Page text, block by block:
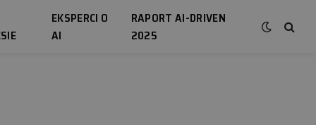
EKSPERCI O
AI
RAPORT AI-DRIVEN
2025